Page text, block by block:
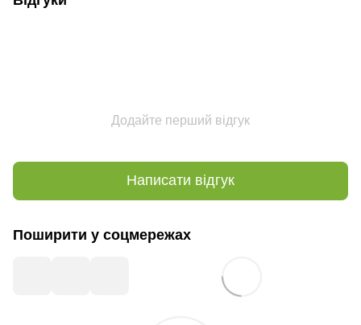
Додайте перший відгук
Написати відгук
Поширити у соцмережах